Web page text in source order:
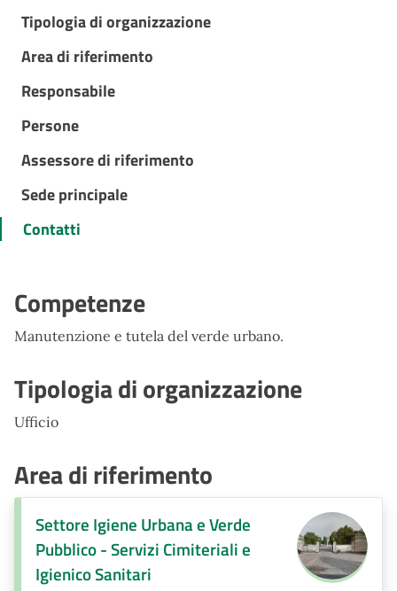
Tipologia di organizzazione
Area di riferimento
Responsabile
Persone
Assessore di riferimento
Sede principale
Contatti
Competenze
Manutenzione e tutela del verde urbano.
Tipologia di organizzazione
Ufficio
Area di riferimento
Settore Igiene Urbana e Verde
Pubblico - Servizi Cimiteriali e
Igienico Sanitari